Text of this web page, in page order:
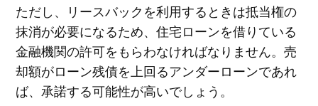
ただし、リースバックを利用するときは抵当権の
抹消が必要になるため、住宅ローンを借りている
金融機関の許可をもらわなければなりません。売
却額がローン残債を上回るアンダーローンであれ
ば、承諾する可能性が高いでしょう。